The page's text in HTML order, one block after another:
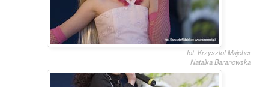
fot. Krzysztof Majcher
Natalka Baranowska